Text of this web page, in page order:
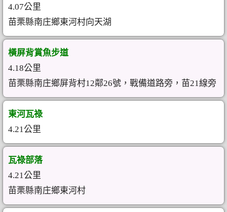
4.07公里
苗栗縣南庄鄉東河村向天湖
橫屏背賞魚步道
4.18公里
苗栗縣南庄鄉屏背村12鄰26號，戰備道路旁，苗21線旁
東河瓦祿
4.21公里
瓦祿部落
4.21公里
苗栗縣南庄鄉東河村